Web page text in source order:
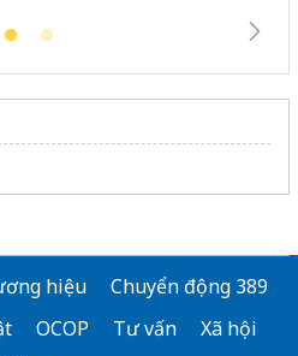
hiệu
Chuyển động 389
OCOP Tư vấn
Xã hội